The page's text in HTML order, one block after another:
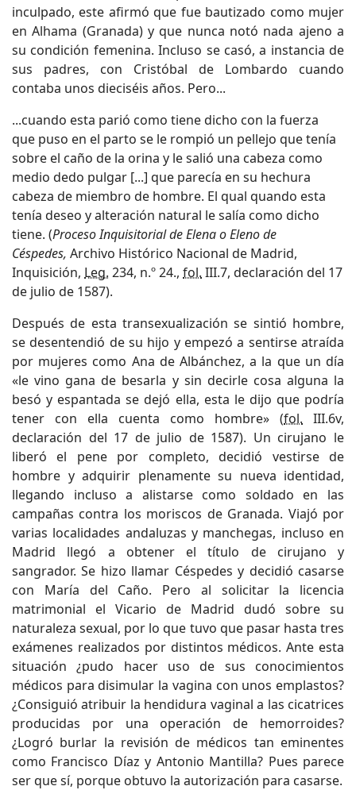
inculpado, este afirmó que fue bautizado como mujer
en Alhama (Granada) y que nunca notó nada ajeno a
su condición femenina. Incluso se casó, a instancia de
sus padres, con Cristóbal de Lombardo cuando
contaba unos dieciséis años. Pero...
...cuando esta parió como tiene dicho con la fuerza
que puso en el parto se le rompió un pellejo que tenía
sobre el caño de la orina y le salió una cabeza como
medio dedo pulgar [...] que parecía en su hechura
cabeza de miembro de hombre. El qual quando esta
tenía deseo y alteración natural le salía como dicho
tiene. (Proceso Inquisitorial de Elena o Eleno de
Céspedes, Archivo Histórico Nacional de Madrid,
Inquisición, Leg. 234, n.º 24., fol. III.7, declaración del 17
de julio de 1587).
Después de esta transexualización se sintió hombre,
se desentendió de su hijo y empezó a sentirse atraída
por mujeres como Ana de Albánchez, a la que un día
«le vino gana de besarla y sin decirle cosa alguna la
besó y espantada se dejó ella, esta le dijo que podría
tener con ella cuenta como hombre» (fol. III.6v,
declaración del 17 de julio de 1587). Un cirujano le
liberó el pene por completo, decidió vestirse de
hombre y adquirir plenamente su nueva identidad,
llegando incluso a alistarse como soldado en las
campañas contra los moriscos de Granada. Viajó por
varias localidades andaluzas y manchegas, incluso en
Madrid llegó a obtener el título de cirujano y
sangrador. Se hizo llamar Céspedes y decidió casarse
con María del Caño. Pero al solicitar la licencia
matrimonial el Vicario de Madrid dudó sobre su
naturaleza sexual, por lo que tuvo que pasar hasta tres
exámenes realizados por distintos médicos. Ante esta
situación ¿pudo hacer uso de sus conocimientos
médicos para disimular la vagina con unos emplastos?
¿Consiguió atribuir la hendidura vaginal a las cicatrices
producidas por una operación de hemorroides?
¿Logró burlar la revisión de médicos tan eminentes
como Francisco Díaz y Antonio Mantilla? Pues parece
ser que sí, porque obtuvo la autorización para casarse.